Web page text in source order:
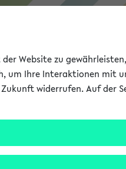
Website zu
um Ihre Interaktionen mit
widerrufen. Auf der